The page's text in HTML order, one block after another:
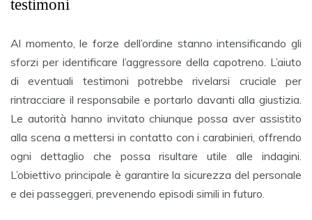
testimoni
Al momento, le forze dell’ordine stanno intensificando gli
sforzi per identificare l’aggressore della capotreno. L’aiuto
di eventuali testimoni potrebbe rivelarsi cruciale per
rintracciare il responsabile e portarlo davanti alla giustizia.
Le autorità hanno invitato chiunque possa aver assistito
alla scena a mettersi in contatto con i carabinieri, offrendo
ogni dettaglio che possa risultare utile alle indagini.
L’obiettivo principale è garantire la sicurezza del personale
e dei passeggeri, prevenendo episodi simili in futuro.